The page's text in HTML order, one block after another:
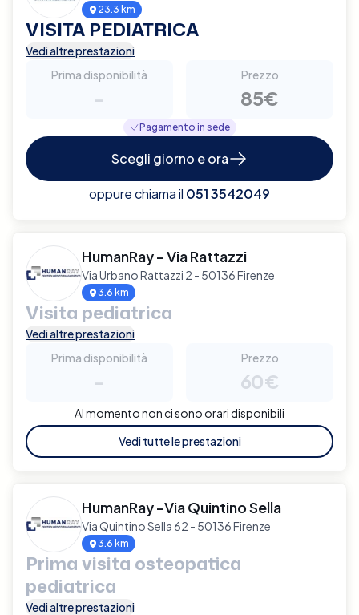
23.3 km
VISITA PEDIATRICA
Vedi altre prestazioni
Prima disponibilità
-
Prezzo
85€
Pagamento in sede
Scegli giorno e ora
oppure chiama il 051 3542049
HumanRay - Via Rattazzi
Via Urbano Rattazzi 2 - 50136 Firenze
3.6 km
Visita pediatrica
Vedi altre prestazioni
Prima disponibilità
-
Prezzo
60€
Al momento non ci sono orari disponibili
Vedi tutte le prestazioni
HumanRay -Via Quintino Sella
Via Quintino Sella 62 - 50136 Firenze
3.6 km
Prima visita osteopatica
pediatrica
Vedi altre prestazioni